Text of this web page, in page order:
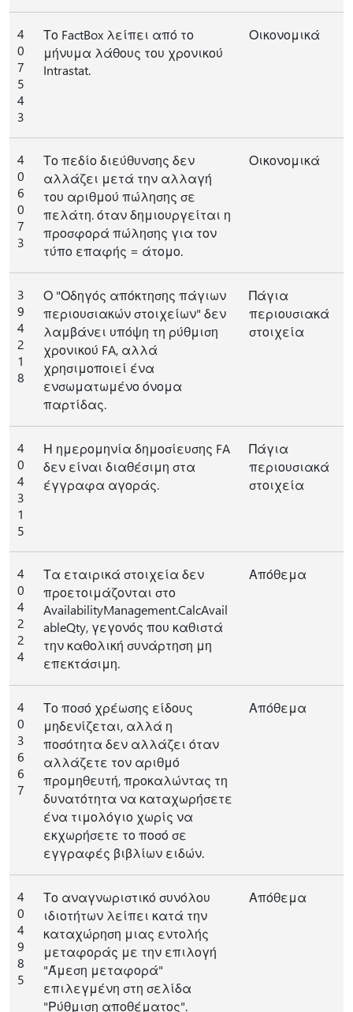
4
0
7
5
4
3
Το FactBox λείπει από το
μήνυμα λάθους του χρονικού
Intrastat.
Οικονομικά
4
0
6
0
7
3
Το πεδίο διεύθυνσης δεν
αλλάζει μετά την αλλαγή
του αριθμού πώλησης σε
πελάτη. όταν δημιουργείται η
προσφορά πώλησης για τον
τύπο επαφής = άτομο.
Οικονομικά
3
9
4
2
1
8
Ο "Οδηγός απόκτησης πάγιων
περιουσιακών στοιχείων" δεν
λαμβάνει υπόψη τη ρύθμιση
χρονικού FA, αλλά
χρησιμοποιεί ένα
ενσωματωμένο όνομα
παρτίδας.
Πάγια
περιουσιακά
στοιχεία
4
0
4
3
1
5
Η ημερομηνία δημοσίευσης FA
δεν είναι διαθέσιμη στα
έγγραφα αγοράς.
Πάγια
περιουσιακά
στοιχεία
4
0
4
2
2
4
Τα εταιρικά στοιχεία δεν
προετοιμάζονται στο
AvailabilityManagement.CalcAvail
ableQty, γεγονός που καθιστά
την καθολική συνάρτηση μη
επεκτάσιμη.
Απόθεμα
4
0
3
6
6
7
Το ποσό χρέωσης είδους
μηδενίζεται, αλλά η
ποσότητα δεν αλλάζει όταν
αλλάζετε τον αριθμό
προμηθευτή, προκαλώντας τη
δυνατότητα να καταχωρήσετε
ένα τιμολόγιο χωρίς να
εκχωρήσετε το ποσό σε
εγγραφές βιβλίων ειδών.
Απόθεμα
4
0
4
9
8
5
Το αναγνωριστικό συνόλου
ιδιοτήτων λείπει κατά την
καταχώρηση μιας εντολής
μεταφοράς με την επιλογή
"Άμεση μεταφορά"
επιλεγμένη στη σελίδα
"Ρύθμιση αποθέματος".
Απόθεμα